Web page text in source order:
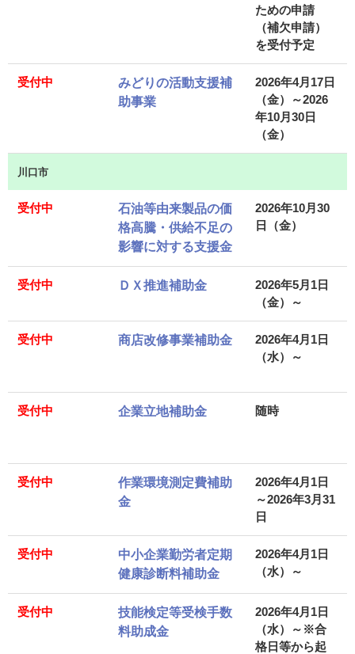
ための申請
（補欠申請）
を受付予定
受付中
みどりの活動支援補
助事業
2026年4月17日
（金）～2026
年10月30日
（金）
川口市
受付中
石油等由来製品の価
格高騰・供給不足の
影響に対する支援金
2026年10月30
日（金）
受付中 ＤＸ推進補助金
2026年5月1日
（金）～
受付中 商店改修事業補助金
2026年4月1日
（水）～
受付中 企業立地補助金 随時
受付中
作業環境測定費補助
金
2026年4月1日
～2026年3月31
日
受付中
中小企業勤労者定期
健康診断料補助金
2026年4月1日
（水）～
受付中
技能検定等受検手数
料助成金
2026年4月1日
（水）～ ※合
格日等から起